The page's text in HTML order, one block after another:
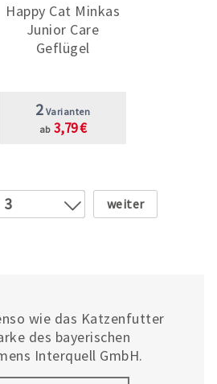
Happy Cat Minkas
Junior Care
Geflügel
2 Varianten
ab 3,79 €
3 Weiter
wie das Katzenfutter
des bayerischen
Interquell GmbH.